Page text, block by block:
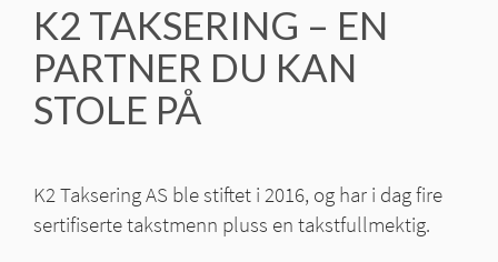
K2 TAKSERING – EN
PARTNER DU KAN
STOLE PÅ
K2 Taksering AS ble stiftet i 2016, og har i dag fire
sertifiserte takstmenn pluss en takstfullmektig.